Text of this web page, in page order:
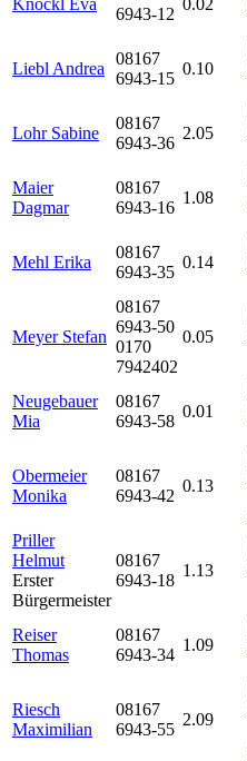
Knöckl Eva
6943-12
0.02
Liebl Andrea
08167
6943-15
0.10
Lohr Sabine
08167
6943-36
2.05
Maier
Dagmar
08167
6943-16
1.08
Mehl Erika
08167
6943-35
0.14
Meyer Stefan
08167
6943-50
0170
7942402
0.05
Neugebauer
Mia
08167
6943-58
0.01
Obermeier
Monika
08167
6943-42
0.13
Priller
Helmut
Erster
Bürgermeister
08167
6943-18
1.13
Reiser
Thomas
08167
6943-34
1.09
Riesch
Maximilian
08167
6943-55
2.09